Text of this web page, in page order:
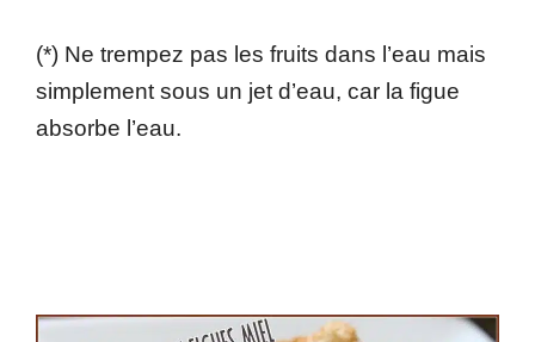
(*) Ne trempez pas les fruits dans l’eau mais
simplement sous un jet d’eau, car la figue
absorbe l’eau.